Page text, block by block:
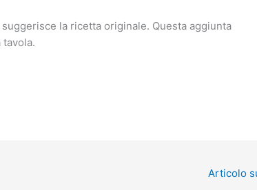
la ricetta originale. Questa aggiunta
Articolo